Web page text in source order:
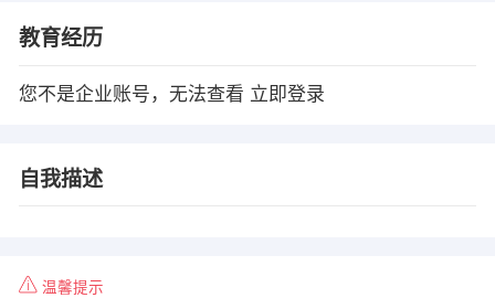
教育经历
您不是企业账号，无法查看 立即登录
自我描述
温馨提示